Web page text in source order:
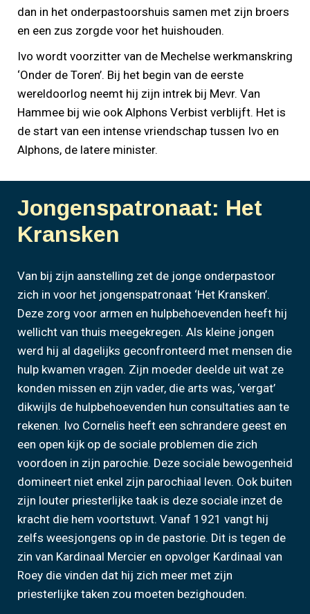
dan in het onderpastoorshuis samen met zijn broers
en een zus zorgde voor het huishouden.
Ivo wordt voorzitter van de Mechelse werkmanskring
‘Onder de Toren’. Bij het begin van de eerste
wereldoorlog neemt hij zijn intrek bij Mevr. Van
Hammee bij wie ook Alphons Verbist verblijft. Het is
de start van een intense vriendschap tussen Ivo en
Alphons, de latere minister.
Jongenspatronaat: Het
Kransken
Van bij zijn aanstelling zet de jonge onderpastoor
zich in voor het jongenspatronaat ‘Het Kransken’.
Deze zorg voor armen en hulpbehoevenden heeft hij
wellicht van thuis meegekregen. Als kleine jongen
werd hij al dagelijks geconfronteerd met mensen die
hulp kwamen vragen. Zijn moeder deelde uit wat ze
konden missen en zijn vader, die arts was, ‘vergat’
dikwijls de hulpbehoevenden hun consultaties aan te
rekenen. Ivo Cornelis heeft een schrandere geest en
een open kijk op de sociale problemen die zich
voordoen in zijn parochie. Deze sociale bewogenheid
domineert niet enkel zijn parochiaal leven. Ook buiten
zijn louter priesterlijke taak is deze sociale inzet de
kracht die hem voortstuwt. Vanaf 1921 vangt hij
zelfs weesjongens op in de pastorie. Dit is tegen de
zin van Kardinaal Mercier en opvolger Kardinaal van
Roey die vinden dat hij zich meer met zijn
priesterlijke taken zou moeten bezighouden.